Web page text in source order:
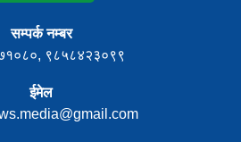
सम्पर्क नम्बर
९८५८४२३०९९
ईमेल